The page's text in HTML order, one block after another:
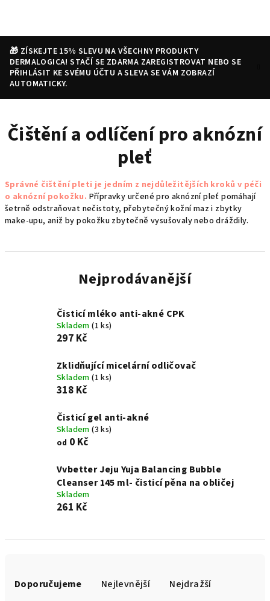
🎁 ZÍSKEJTE 15% SLEVU NA VŠECHNY PRODUKTY
DERMALOGICA! STAČÍ SE ZDARMA ZAREGISTROVAT NEBO SE
PŘIHLÁSIT KE SVÉMU ÚČTU A SLEVA SE VÁM ZOBRAZÍ
AUTOMATICKY.
HledatPřihlášeníNákupní
košík
Čištění a odlíčení pro aknózní
pleť
Správné čištění pleti je jedním z nejdůležitějších kroků v péči
o aknózní pokožku. Přípravky určené pro aknózní pleť pomáhají
šetrně odstraňovat nečistoty, přebytečný kožní maz i zbytky
make-upu, aniž by pokožku zbytečně vysušovaly nebo dráždily.
Nejprodávanější
Čisticí mléko anti-akné CPK
Skladem(1 ks)
297 Kč
Zklidňující micelární odličovač
Skladem(1 ks)
318 Kč
Čisticí gel anti-akné
Skladem(3 ks)
od 0 Kč
Vvbetter Jeju Yuja Balancing Bubble
Cleanser 145 ml- čisticí pěna na obličej
Skladem
261 Kč
Doporučujeme Nejlevnější Nejdražší